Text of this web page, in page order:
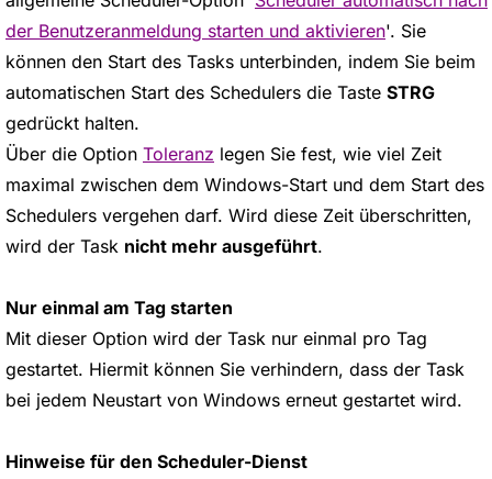
der Benutzeranmeldung starten und aktivieren'. Sie
können den Start des Tasks unterbinden, indem Sie beim
automatischen Start des Schedulers die Taste STRG
gedrückt halten.
Über die Option Toleranz legen Sie fest, wie viel Zeit
maximal zwischen dem Windows-Start und dem Start des
Schedulers vergehen darf. Wird diese Zeit überschritten,
wird der Task nicht mehr ausgeführt.
Nur einmal am Tag starten
Mit dieser Option wird der Task nur einmal pro Tag
gestartet. Hiermit können Sie verhindern, dass der Task
bei jedem Neustart von Windows erneut gestartet wird.
Hinweise für den Scheduler-Dienst